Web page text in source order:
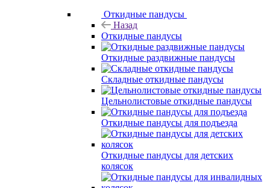
Откидные пандусы
Назад
Откидные пандусы
Откидные раздвижные пандусы
Складные откидные пандусы
Цельнолистовые откидные пандусы
Откидные пандусы для подъезда
Откидные пандусы для детских
колясок